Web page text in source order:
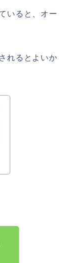
いると、オー
れるとよいか